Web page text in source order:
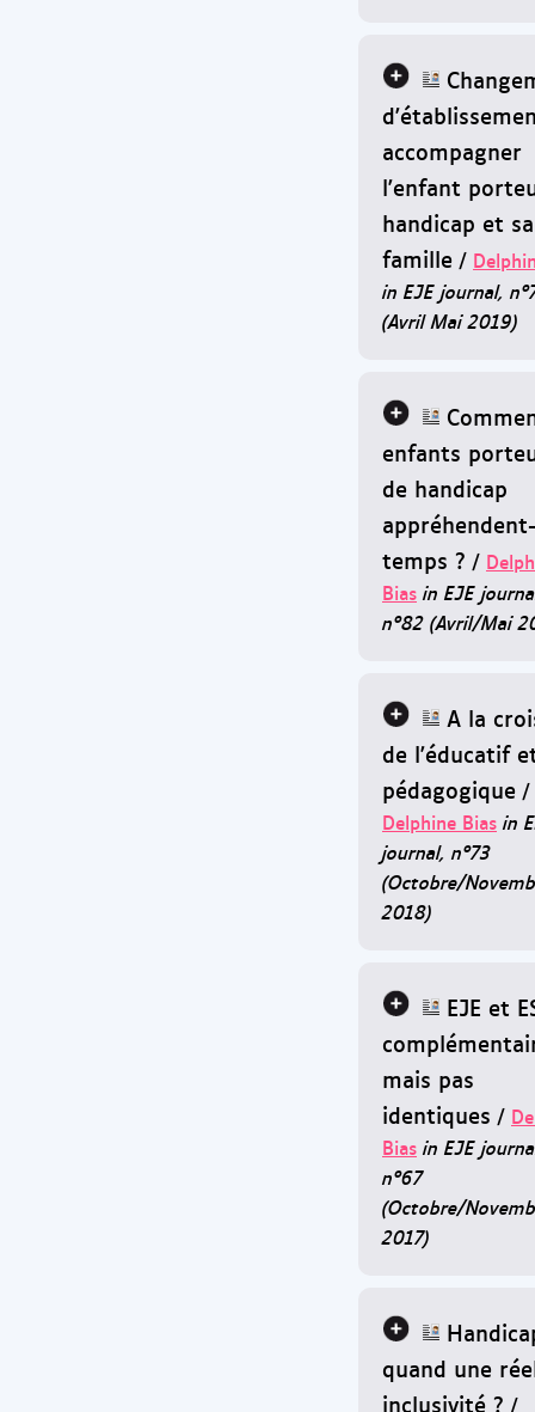
accompagner
l'enfant
handicap et sa
famille /
in EJE journal,
(Avril Mai 2019)
enfants
de handicap
temps ? /
Bias in EJE
n°82 (Avril/Mai
A la
de l'éducatif
pédagogique /
Delphine Bias in
journal, n°73
(Octobre/
2018)
EJE et
mais pas
identiques /
Bias in EJE
n°67
(Octobre/
2017)
quand une
inclusivité ? /